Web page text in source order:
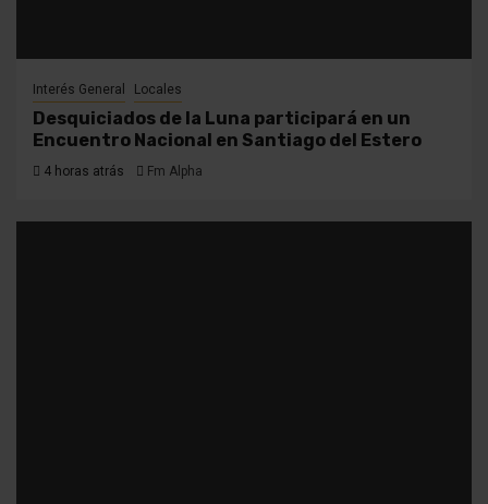
Interés General Locales
Desquiciados de la Luna participará en un
Encuentro Nacional en Santiago del Estero
4 horas atrás Fm Alpha